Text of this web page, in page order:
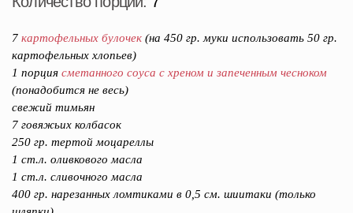
7 картофельных булочек (на 450 гр. муки использовать 50 гр.
картофельных хлопьев)
1 порция сметанного соуса с хреном и запеченным чесноком
(понадобится не весь)
свежий тимьян
7 говяжьих колбасок
250 гр. тертой моцареллы
1 ст.л. оливкового масла
1 ст.л. сливочного масла
400 гр. нарезанных ломтиками в 0,5 см. шиитаки (только